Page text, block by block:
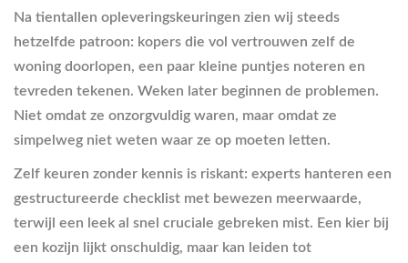
Na tientallen opleveringskeuringen zien wij steeds
hetzelfde patroon: kopers die vol vertrouwen zelf de
woning doorlopen, een paar kleine puntjes noteren en
tevreden tekenen. Weken later beginnen de problemen.
Niet omdat ze onzorgvuldig waren, maar omdat ze
simpelweg niet weten waar ze op moeten letten.
Zelf keuren zonder kennis is riskant: experts hanteren een
gestructureerde checklist met bewezen meerwaarde,
terwijl een leek al snel cruciale gebreken mist. Een kier bij
een kozijn lijkt onschuldig, maar kan leiden tot